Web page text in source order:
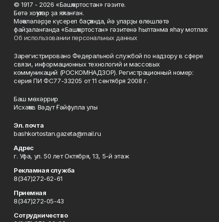
© 1917 - 2026 «Башҡортостан» гәзите.
Бөтә хоҡуҡтар ҙа яҡланған.
Мәҡәләләрҙе күсереп баҫҡанда, йә уларҙы өлөшләтә
файҙаланғанда «Башҡортостан» гәзитенә һылтанма яһау мотлаҡ.
Об использовании персональных данных
Зарегистрировано Федеральной службой по надзору в сфере
связи, информационных технологий и массовых
коммуникаций (РОСКОМНАДЗОР). Регистрационный номер:
серия ПИ ФС77-33205 от 11 сентября 2008 г.
Баш мөхәррир
Исхаҡов Вәдүт Ғәйфулла улы
Эл. почта
bashkortostan.gazeta@mail.ru
Адрес
г. Уфа, ул. 50 лет Октября, 13, 5-й этаж
Рекламная служба
8(347)272-62-61
Приемная
8(347)272-05-43
Сотрудничество